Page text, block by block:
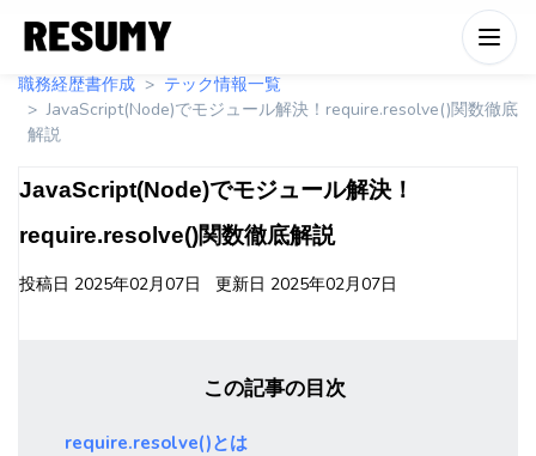
職務経歴書作成
テック情報一覧
JavaScript(Node)でモジュール解決！require.resolve()関数徹底
解説
JavaScript(Node)でモジュール解決！
require.resolve()関数徹底解説
投稿日 2025年02月07日 更新日 2025年02月07日
この記事の目次
require.resolve()とは